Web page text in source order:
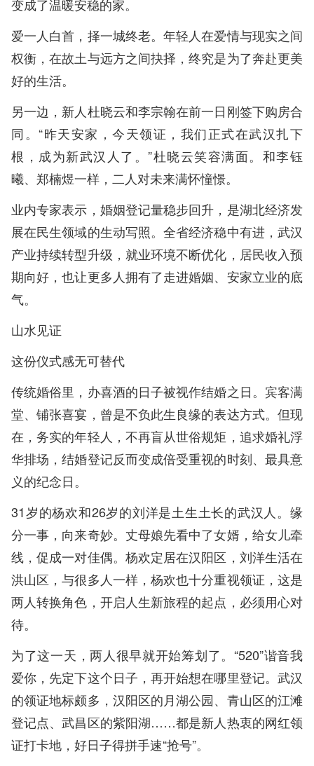
变成了温暖安稳的家。
爱一人白首，择一城终老。年轻人在爱情与现实之间
权衡，在故土与远方之间抉择，终究是为了奔赴更美
好的生活。
另一边，新人杜晓云和李宗翰在前一日刚签下购房合
同。“昨天安家，今天领证，我们正式在武汉扎下
根，成为新武汉人了。”杜晓云笑容满面。和李钰
曦、郑楠煜一样，二人对未来满怀憧憬。
业内专家表示，婚姻登记量稳步回升，是湖北经济发
展在民生领域的生动写照。全省经济稳中有进，武汉
产业持续转型升级，就业环境不断优化，居民收入预
期向好，也让更多人拥有了走进婚姻、安家立业的底
气。
山水见证
这份仪式感无可替代
传统婚俗里，办喜酒的日子被视作结婚之日。宾客满
堂、铺张喜宴，曾是不负此生良缘的表达方式。但现
在，务实的年轻人，不再盲从世俗规矩，追求婚礼浮
华排场，结婚登记反而变成倍受重视的时刻、最具意
义的纪念日。
31岁的杨欢和26岁的刘洋是土生土长的武汉人。缘
分一事，向来奇妙。丈母娘先看中了女婿，给女儿牵
线，促成一对佳偶。杨欢定居在汉阳区，刘洋生活在
洪山区，与很多人一样，杨欢也十分重视领证，这是
两人转换角色，开启人生新旅程的起点，必须用心对
待。
为了这一天，两人很早就开始筹划了。“520”谐音我
爱你，先定下这个日子，再开始想在哪里登记。武汉
的领证地标颇多，汉阳区的月湖公园、青山区的江滩
登记点、武昌区的紫阳湖……都是新人热衷的网红领
证打卡地，好日子得拼手速“抢号”。